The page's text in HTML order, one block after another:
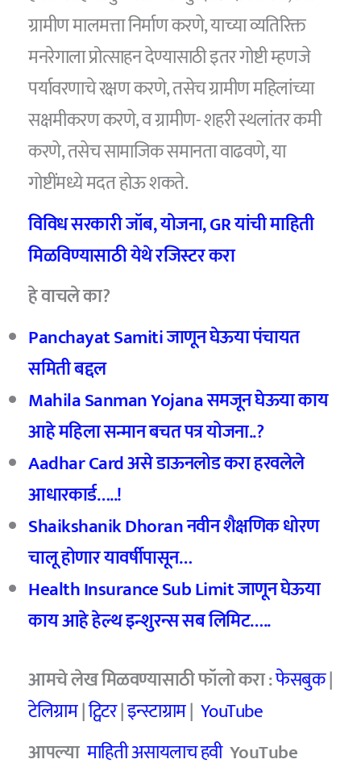
ग्रामीण मालमत्ता निर्माण करणे, याच्या व्यतिरिक्त
मनरेगाला प्रोत्साहन देण्यासाठी इतर गोष्टी म्हणजे
पर्यावरणाचे रक्षण करणे, तसेच ग्रामीण महिलांच्या
सक्षमीकरण करणे, व ग्रामीण- शहरी स्थलांतर कमी
करणे, तसेच सामाजिक समानता वाढवणे, या
गोष्टींमध्ये मदत होऊ शकते.
विविध सरकारी जॉब, योजना, GR यांची माहिती
मिळविण्यासाठी येथे रजिस्टर करा
हे वाचले का?
Panchayat Samiti जाणून घेऊया पंचायत
समिती बद्दल
Mahila Sanman Yojana समजून घेऊया काय
आहे महिला सन्मान बचत पत्र योजना..?
Aadhar Card असे डाऊनलोड करा हरवलेले
आधारकार्ड…..!
Shaikshanik Dhoran नवीन शैक्षणिक धोरण
चालू होणार यावर्षीपासून…
Health Insurance Sub Limit जाणून घेऊया
काय आहे हेल्थ इन्शुरन्स सब लिमिट…..
आमचे लेख मिळवण्यासाठी फॉलो करा :फेसबुक|
टेलिग्राम|ट्विटर|इन्स्टाग्राम| YouTube
आपल्यामाहिती असायलाच हवी YouTube